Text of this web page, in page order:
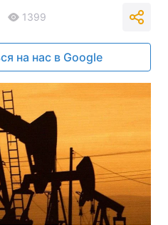
1399
на нас в Google